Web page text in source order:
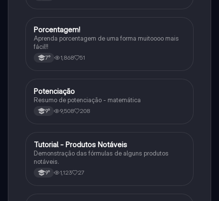
Matematica
Porcentagem!
Aprenda porcentagem de uma forma muitoooo mais
fácil!!
7° 1,868 51
Matematica
Potenciação
Resumo de potenciação - matemática
9° 9,508 208
Matematica
Tutorial - Produtos Notáveis
Demonstração das fórmulas de alguns produtos
notáveis.
9° 1,123 27